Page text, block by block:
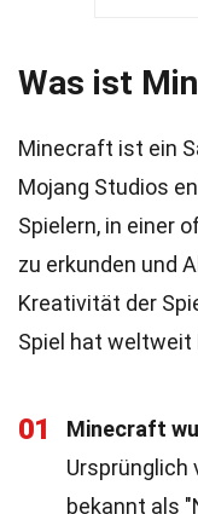
Was ist
Minecraft ist ein
Mojang Studios
Spielern, in einer
zu erkunden und
Kreativität der
Spiel hat weltweit
01
Minecraft
Ursprünglich
bekannt als